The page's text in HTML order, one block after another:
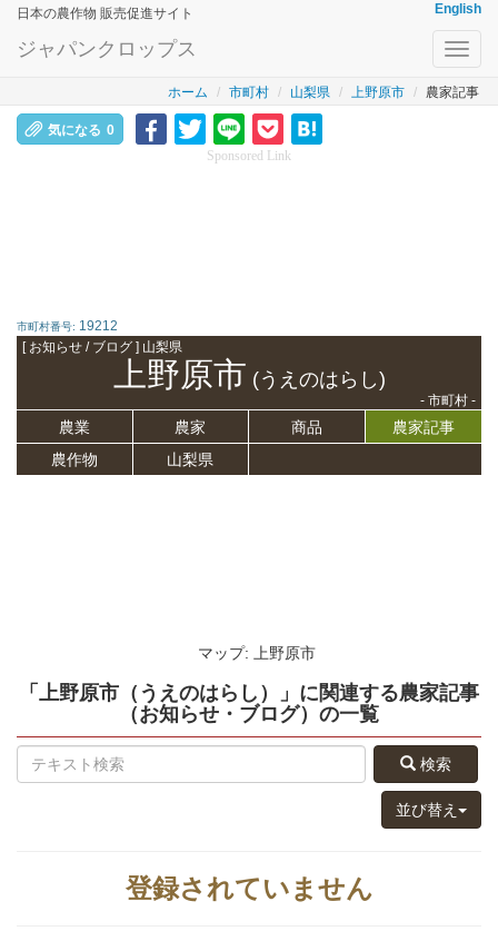
日本の農作物 販売促進サイト English
ジャパンクロップス
ホーム 市町村 山梨県 上野原市 農家記事
気になる 0
Sponsored Link
市町村番号: 19212
[ お知らせ / ブログ ] 山梨県
上野原市 (うえのはらし)
- 市町村 -
農業 農家 商品
農家記事
農作物
山梨県
マップ: 上野原市
「上野原市（うえのはらし）」 に関連する農家記事
（お知らせ・ブログ） の一覧
検索
並び替え
登録されていません